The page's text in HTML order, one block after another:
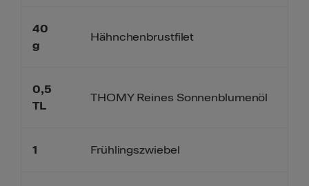
40
g
0,5
TL
1
Hähnchenbrustfilet
THOMY Reines Sonnenblumenöl
Frühlingszwiebel